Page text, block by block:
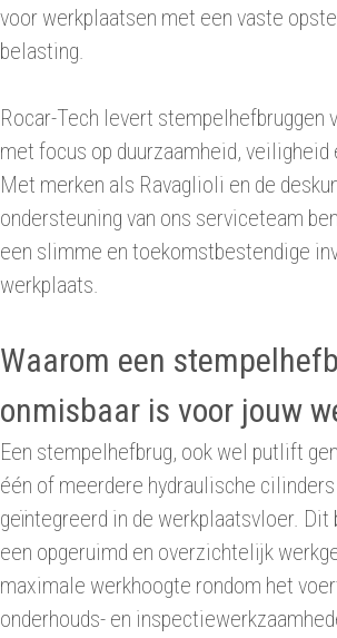
voor werkplaatsen met een vaste
belasting.
Rocar-Tech levert stempelhefbruggen
met focus op duurzaamheid, veiligheid
Met merken als Ravaglioli en de
ondersteuning van ons serviceteam
een slimme en toekomstbestendige
werkplaats.
Waarom een
onmisbaar is voor jouw
Een stempelhefbrug, ook wel putlift
één of meerdere hydraulische
geïntegreerd in de werkplaatsvloer.
een opgeruimd en overzichtelijk
maximale werkhoogte rondom het
onderhouds- en